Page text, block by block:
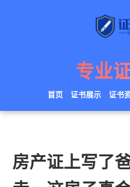
专业
首页 证书展示 证书
房产证上写了